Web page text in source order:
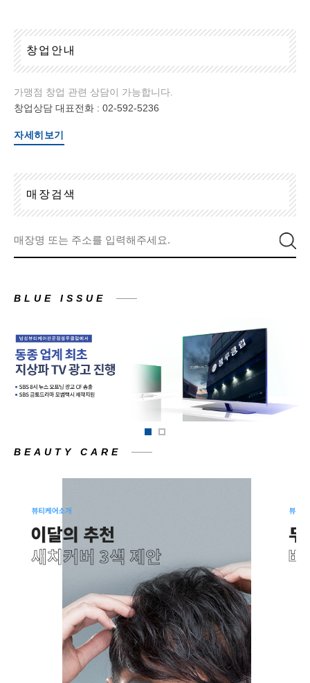
창업 안내
가맹점 창업 관련 상담이 가능합니다.
창업상담 대표전화 : 02-592-5236
자세히보기
매 장검 색
BLUE ISSUE
BEAUTY CARE